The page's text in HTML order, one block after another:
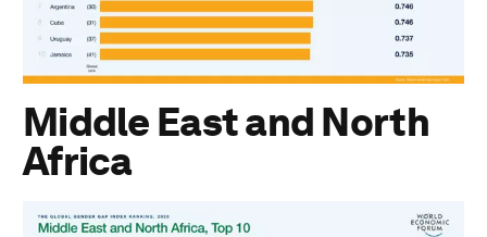
Middle East and North
Africa